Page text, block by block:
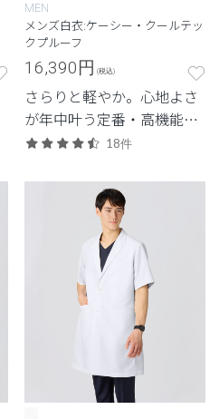
MEN
メンズ白衣:ケーシー・クールテッ
クプルーフ
16,390円 (税込)
さらりと軽やか。心地よさ
が年中叶う定番・高機能シ
リーズ。
18件